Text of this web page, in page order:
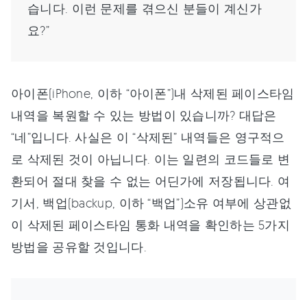
습니다. 이런 문제를 겪으신 분들이 계신가
요?”
아이폰(iPhone, 이하 “아이폰”)내 삭제된 페이스타임
내역을 복원할 수 있는 방법이 있습니까? 대답은
“네”입니다. 사실은 이 “삭제된” 내역들은 영구적으
로 삭제된 것이 아닙니다. 이는 일련의 코드들로 변
환되어 절대 찾을 수 없는 어딘가에 저장됩니다. 여
기서, 백업(backup, 이하 “백업”)소유 여부에 상관없
이 삭제된 페이스타임 통화 내역을 확인하는 5가지
방법을 공유할 것입니다.